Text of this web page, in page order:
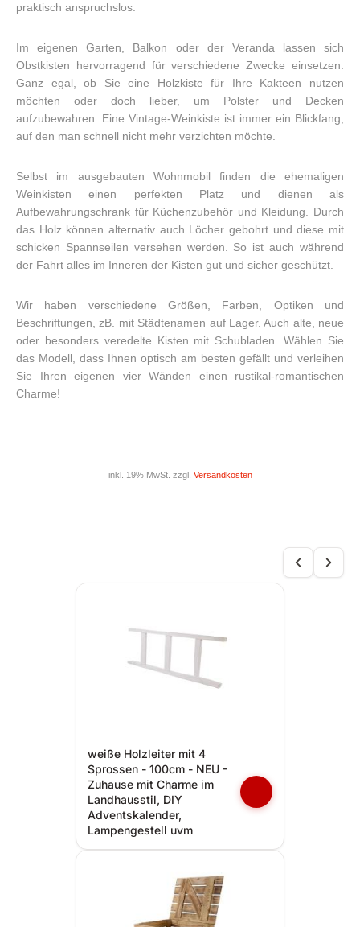
praktisch anspruchslos.
Im eigenen Garten, Balkon oder der Veranda lassen sich
Obstkisten hervorragend für verschiedene Zwecke einsetzen.
Ganz egal, ob Sie eine Holzkiste für Ihre Kakteen nutzen
möchten oder doch lieber, um Polster und Decken
aufzubewahren: Eine Vintage-Weinkiste ist immer ein Blickfang,
auf den man schnell nicht mehr verzichten möchte.
Selbst im ausgebauten Wohnmobil finden die ehemaligen
Weinkisten einen perfekten Platz und dienen als
Aufbewahrungschrank für Küchenzubehör und Kleidung. Durch
das Holz können alternativ auch Löcher gebohrt und diese mit
schicken Spannseilen versehen werden. So ist auch während
der Fahrt alles im Inneren der Kisten gut und sicher geschützt.
Wir haben verschiedene Größen, Farben, Optiken und
Beschriftungen, zB. mit Städtenamen auf Lager. Auch alte, neue
oder besonders veredelte Kisten mit Schubladen. Wählen Sie
das Modell, dass Ihnen optisch am besten gefällt und verleihen
Sie Ihren eigenen vier Wänden einen rustikal-romantischen
Charme!
inkl. 19% MwSt. zzgl. Versandkosten
weiße Holzleiter mit 4
Sprossen - 100cm - NEU -
Zuhause mit Charme im
Landhausstil, DIY
Adventskalender,
Lampengestell uvm